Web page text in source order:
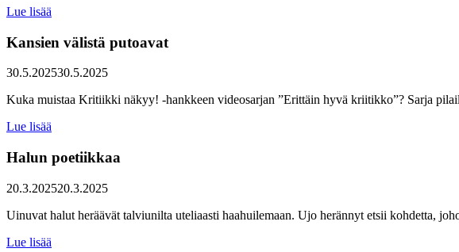
Lue lisää
Kansien välistä putoavat
30.5.202530.5.2025
Kuka muistaa Kritiikki näkyy! -hankkeen videosarjan ”Erittäin hyvä kriitikko”? Sarja
Lue lisää
Halun poetiikkaa
20.3.202520.3.2025
Uinuvat halut heräävät talviunilta uteliaasti haahuilemaan. Ujo herännyt etsii kohdetta,
Lue lisää